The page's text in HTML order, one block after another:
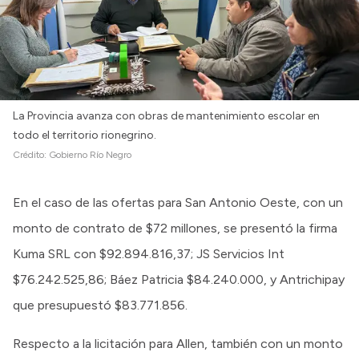
La Provincia avanza con obras de mantenimiento escolar en
todo el territorio rionegrino.
Crédito: Gobierno Río Negro
En el caso de las ofertas para San Antonio Oeste, con un
monto de contrato de $72 millones, se presentó la firma
Kuma SRL con $92.894.816,37; JS Servicios Int
$76.242.525,86; Báez Patricia $84.240.000, y Antrichipay
que presupuestó $83.771.856.
Respecto a la licitación para Allen, también con un monto